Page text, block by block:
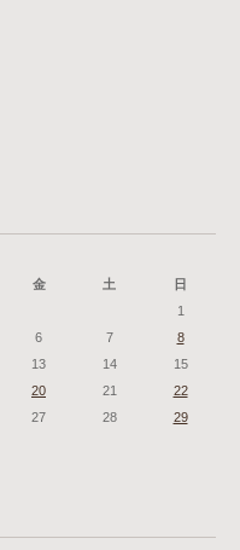
金 土
日
1
6 7
8
13 14
15
20 21
22
27 28
29